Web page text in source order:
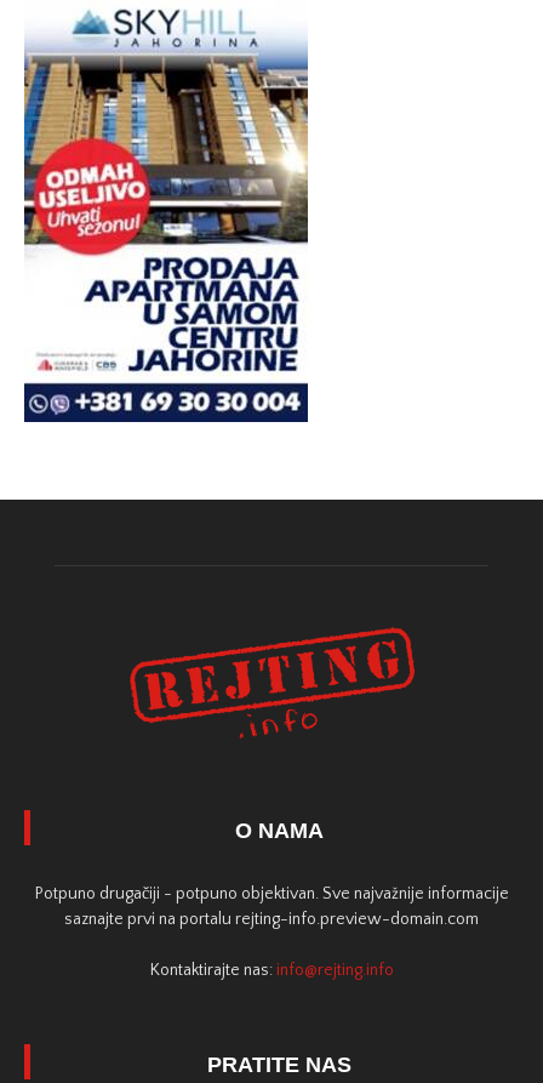
O NAMA
Potpuno drugačiji - potpuno objektivan. Sve najvažnije informacije
saznajte prvi na portalu rejting-info.preview-domain.com
Kontaktirajte nas: info@rejting.info
PRATITE NAS